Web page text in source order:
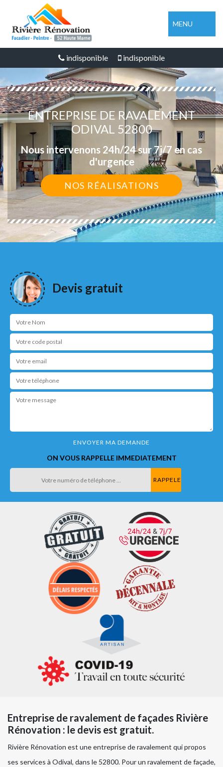
MENU
indisponible indisponible
ENTREPRISE DE RAVALEMENT
ODIVAL 52800
Nous intervenons 24h/24 sur 7j/7 en cas
d'urgence
NOS RÉALISATIONS
Devis gratuit
ON VOUS RAPPELLE IMMEDIATEMENT
Entreprise de ravalement de façades Rivière
Rénovation : le devis est gratuit.
Rivière Rénovation est une entreprise de ravalement qui propos
ses services à Odival, dans le 52800. Pour un ravalement de façade,